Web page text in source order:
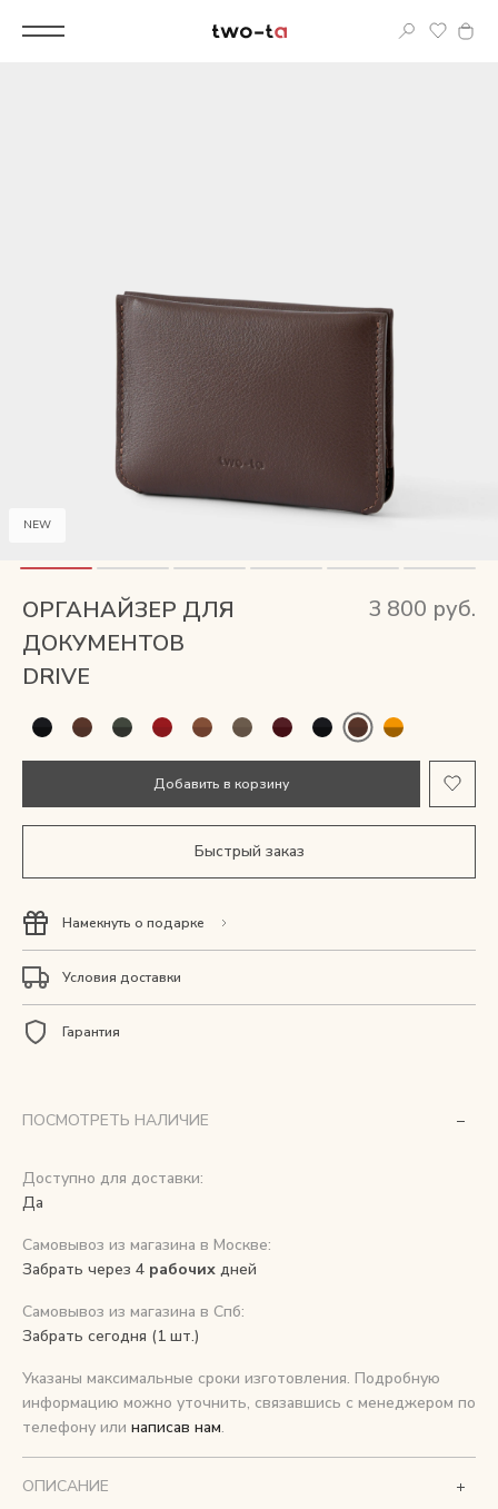
Женские сумки
Мужские сумки
Аксессуары
Кошельки
Одежда
Подарочная карта
Подарки
Снимаем с производства
Косметика для ухода
О нас
Контакты
Мы в соцсетях:
+ 7 (812) 748-24-46
NEW
ОРГАНАЙЗЕР ДЛЯ
ДОКУМЕНТОВ
DRIVE
3 800 руб.
Добавить в корзину
Быстрый заказ
Намекнуть о подарке
Условия доставки
Гарантия
ПОСМОТРЕТЬ НАЛИЧИЕ
Доступно для доставки:
Да
Самовывоз из магазина в Москве:
Забрать через 4 рабочих дней
Самовывоз из магазина в Спб:
Забрать сегодня (1 шт.)
Указаны максимальные сроки изготовления. Подробную
информацию можно уточнить, связавшись с менеджером по
телефону или написав нам.
ОПИСАНИЕ